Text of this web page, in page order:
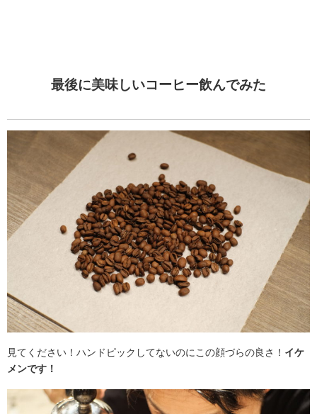
最後に美味しいコーヒー飲んでみた
見てください！ハンドピックしてないのにこの顔づらの良さ！ イケ
メンです！